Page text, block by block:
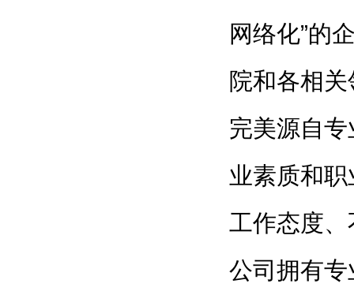
网络化”的
院和各相
完美源自
业素质和
工作态度
公司拥有